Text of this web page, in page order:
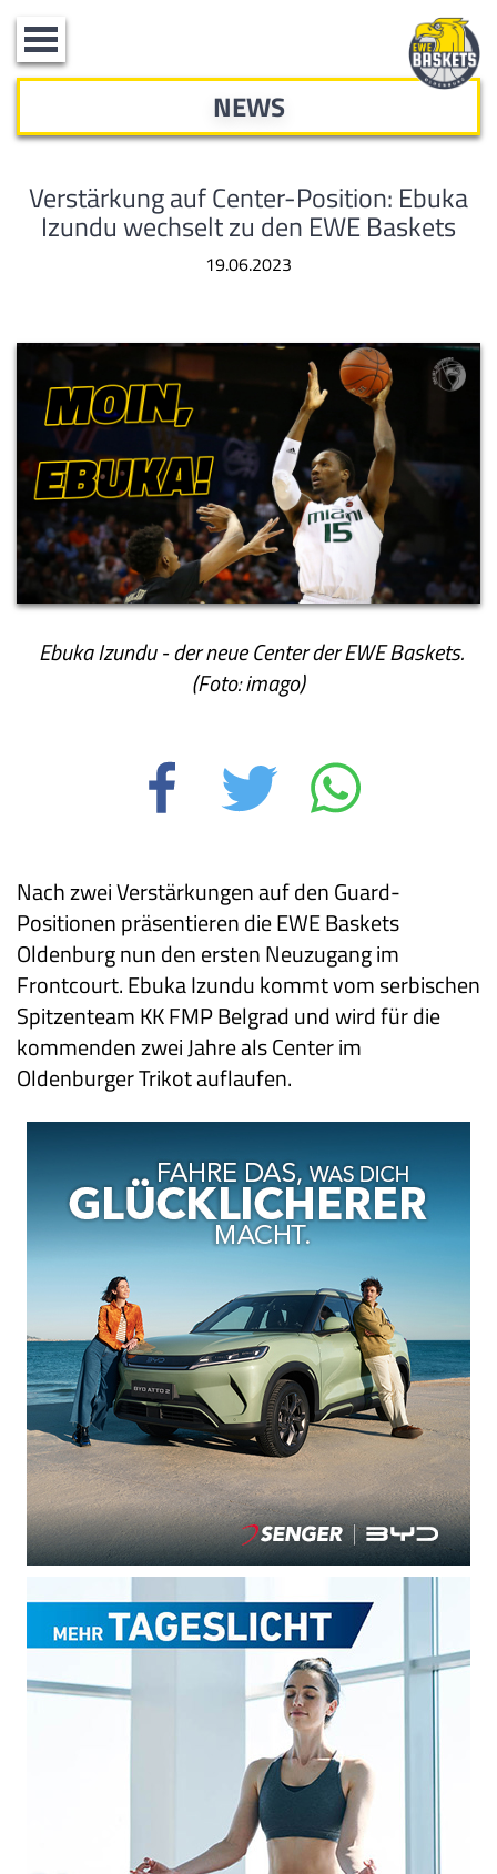
Toggle
navigation
NEWS
Verstärkung auf Center-Position: Ebuka
Izundu wechselt zu den EWE Baskets
19.06.2023
Ebuka Izundu - der neue Center der EWE Baskets.
(Foto: imago)
Nach zwei Verstärkungen auf den Guard-
Positionen präsentieren die EWE Baskets
Oldenburg nun den ersten Neuzugang im
Frontcourt. Ebuka Izundu kommt vom serbischen
Spitzenteam KK FMP Belgrad und wird für die
kommenden zwei Jahre als Center im
Oldenburger Trikot auflaufen.